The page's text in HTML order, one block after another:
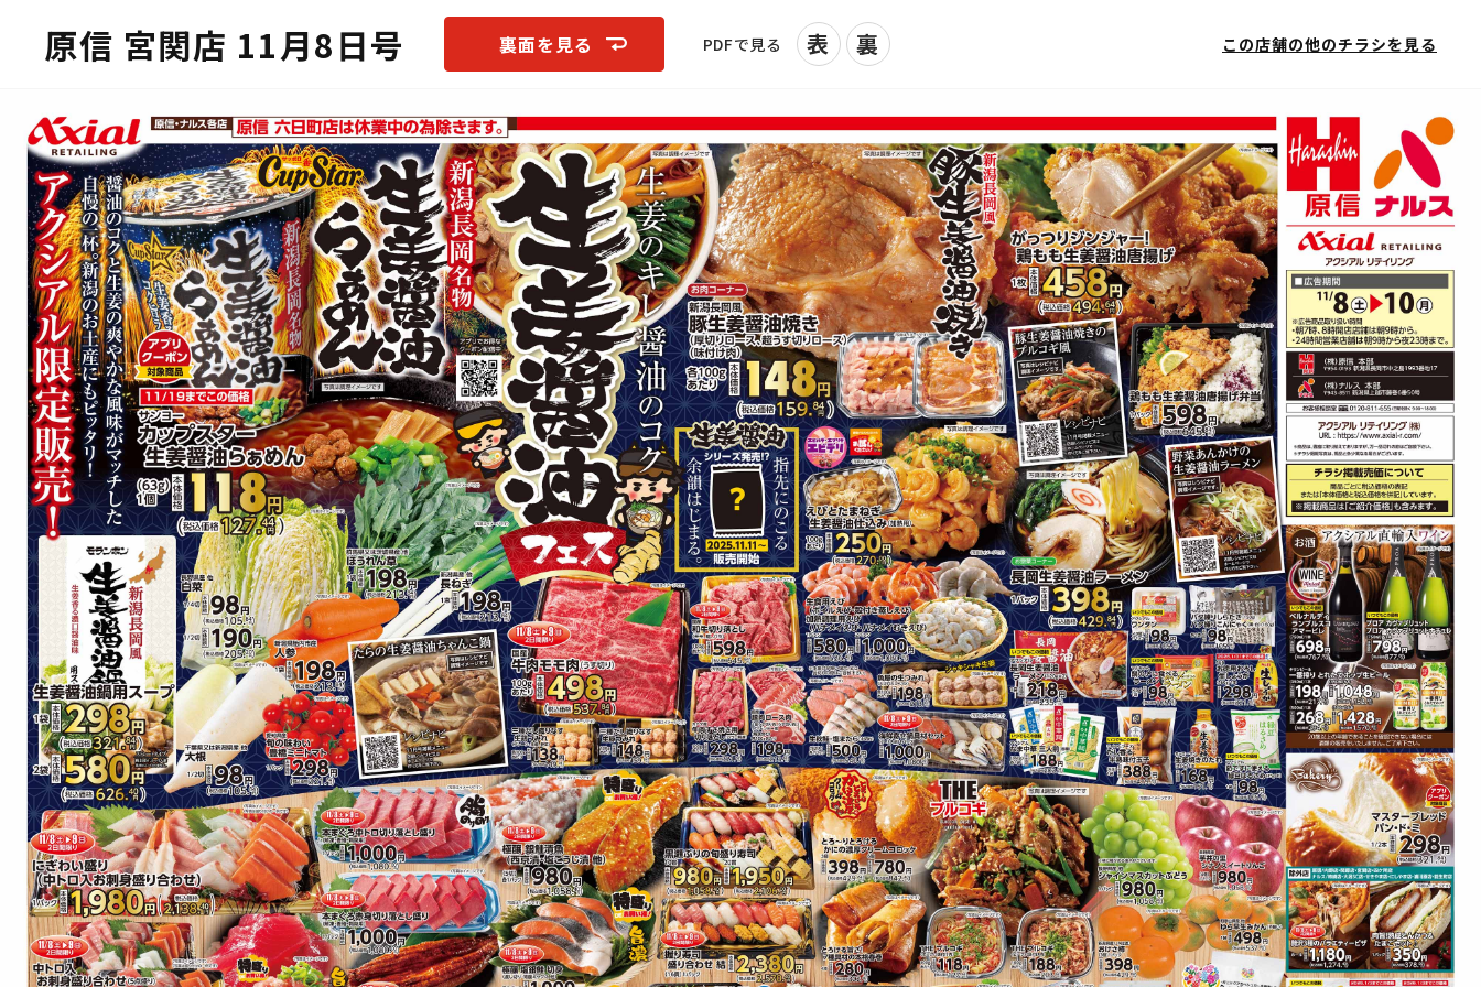
原信 宮関店 11月8日号 裏面を見る PDFで見る 表 裏 この店舗の他のチラシを見る